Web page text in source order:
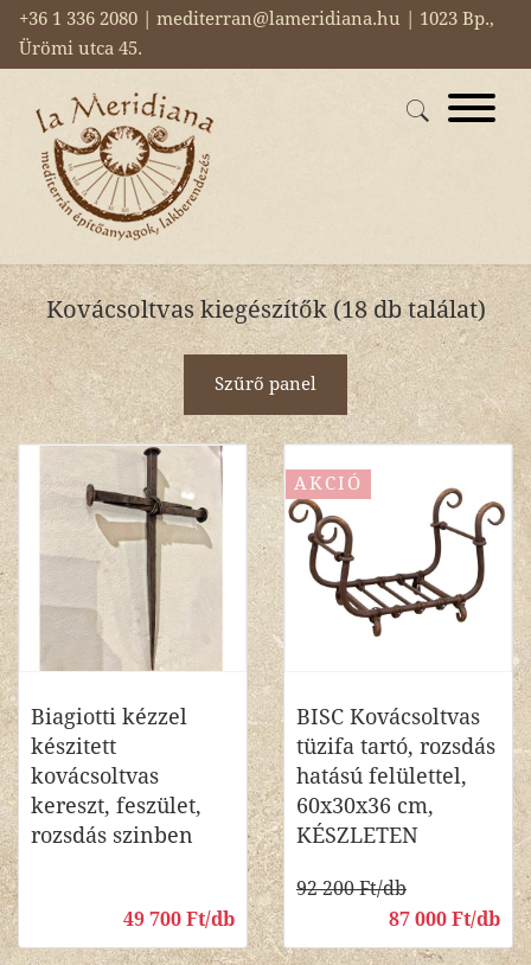
+36 1 336 2080 | mediterran@lameridiana.hu | 1023 Bp.,
Ürömi utca 45.
Kovácsoltvas kiegészítők (18 db találat)
Szűrő panel
Biagiotti kézzel
készitett
kovácsoltvas
kereszt, feszület,
rozsdás szinben
49 700 Ft/db
AKCIÓ
BISC Kovácsoltvas
tüzifa tartó, rozsdás
hatású felülettel,
60x30x36 cm,
KÉSZLETEN
92 200 Ft/db
87 000 Ft/db